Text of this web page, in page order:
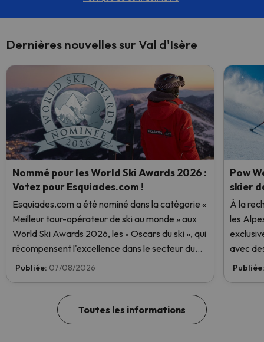
Dernières nouvelles sur Val d'Isère
Nommé pour les World Ski Awards 2026 :
Votez pour Esquiades.com !
Esquiades.com a été nominé dans la catégorie «
Meilleur tour-opérateur de ski au monde » aux
World Ski Awards 2026, les « Oscars du ski », qui
récompensent l'excellence dans le secteur du
ski. Votez dès maintenant et aidez-nous à
Publiée: 07/08/2026
Pow
skier
À la
les
avec
Toutes les informations